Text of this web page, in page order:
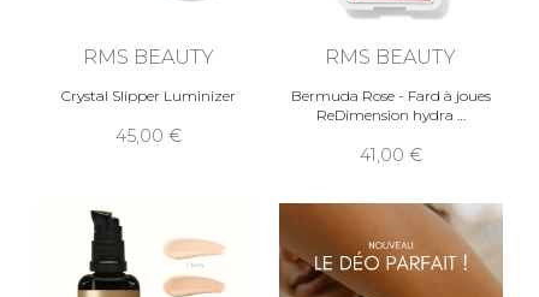
RMS BEAUTY
Crystal Slipper Luminizer
45,00
RMS BEAUTY
Bermuda Rose - Fard à joues
ReDimension hydra
41,00